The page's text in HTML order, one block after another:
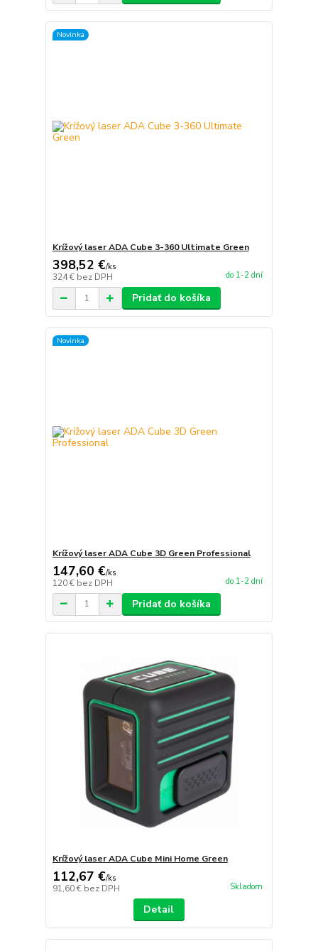
Novinka
Krížový laser ADA Cube 3-360 Ultimate Green
398,52 €/ks
324 € bez DPH do 1-2 dní
Pridať do košíka
Novinka
Krížový laser ADA Cube 3D Green Professional
147,60 €/ks
120 € bez DPH do 1-2 dní
Pridať do košíka
Krížový laser ADA Cube Mini Home Green
112,67 €/ks
91,60 € bez DPH Skladom
Detail